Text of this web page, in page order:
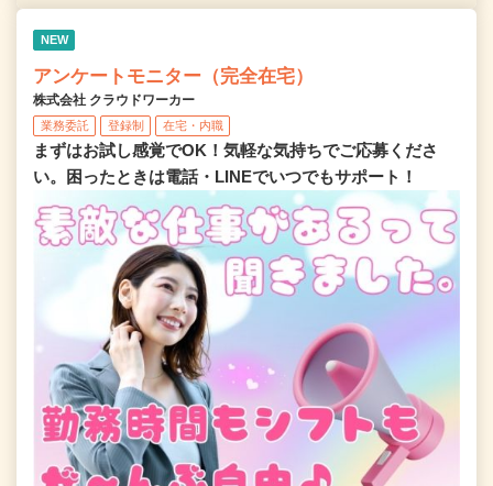
NEW
アンケートモニター（完全在宅）
株式会社 クラウドワーカー
業務委託 登録制 在宅・内職
まずはお試し感覚でOK！気軽な気持ちでご応募くださ
い。困ったときは電話・LINEでいつでもサポート！